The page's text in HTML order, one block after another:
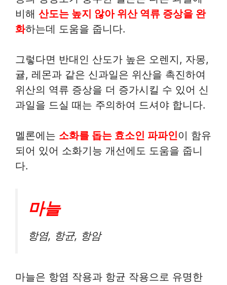
비해 산도는 높지 않아 위산 역류 증상을 완
화하는데 도움을 줍니다.
그렇다면 반대인 산도가 높은 오렌지, 자몽,
귤, 레몬과 같은 신과일은 위산을 촉진하여
위산의 역류 증상을 더 증가시킬 수 있어 신
과일을 드실 때는 주의하여 드셔야 합니다.
멜론에는 소화를 돕는 효소인 파파인이 함유
되어 있어 소화기능 개선에도 도움을 줍니
다.
마늘
항염, 항균, 항암
마늘은 항염 작용과 항균 작용으로 유명한